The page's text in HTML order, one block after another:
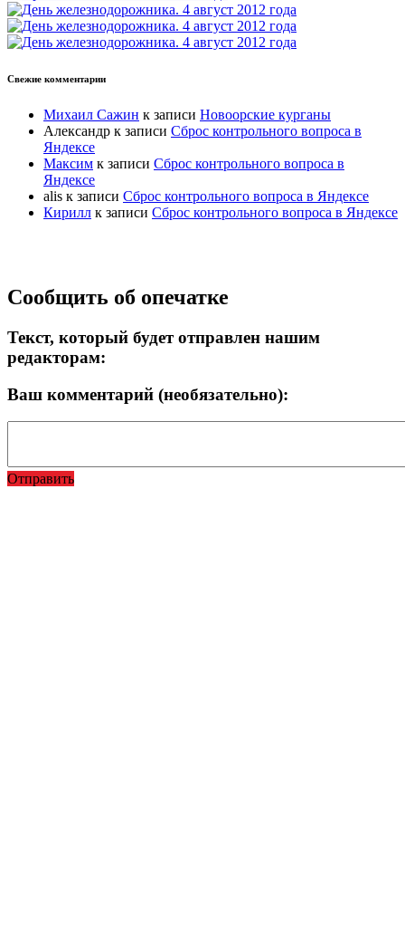
Свежие комментарии
Михаил Сажин к записи Новоорские курганы
Александр к записи Сброс контрольного вопроса в
Яндексе
Максим к записи Сброс контрольного вопроса в
Яндексе
alis к записи Сброс контрольного вопроса в Яндексе
Кирилл к записи Сброс контрольного вопроса в Яндексе
Прокрутка
вверх
Сообщить об опечатке
Текст, который будет отправлен нашим
редакторам:
Ваш комментарий (необязательно):
Отправить